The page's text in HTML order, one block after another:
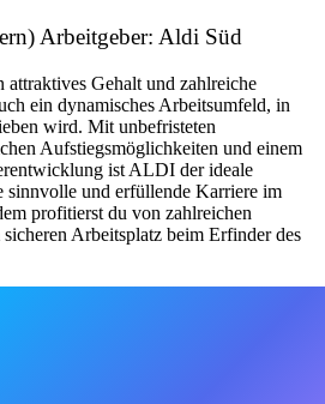
Arbeitgeber: Aldi Süd
Gehalt und zahlreiche
ein dynamisches Arbeitsumfeld, in
wird. Mit unbefristeten
Aufstiegsmöglichkeiten und einem
ist ALDI der ideale
sinnvolle und erfüllende Karriere im
profitierst du von zahlreichen
Arbeitsplatz beim Erfinder des